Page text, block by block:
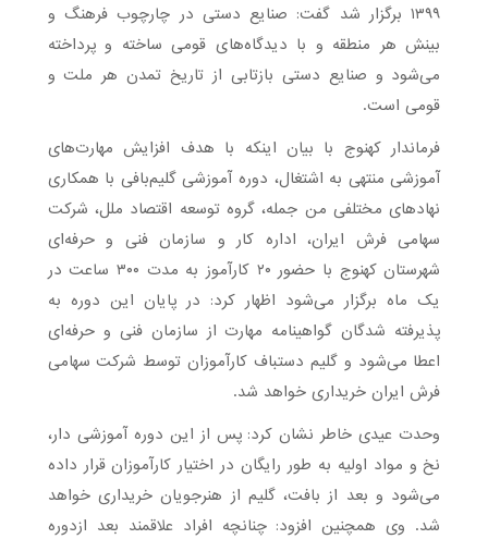
۱۳۹۹ برگزار شد گفت: صنایع دستی در چارچوب فرهنگ و
بینش هر منطقه و با دیدگا‌ه‌هاى قومى ساخته و پرداخته
مى‌شود و صنایع دستى بازتابى از تاریخ تمدن هر ملت و
قومى است.
فرماندار کهنوج با بیان اینکه با هدف افزایش مهارت‌های
آموزشی منتهی به اشتغال، دوره آموزشی گلیم‌بافی با همکاری
نهادهای مختلفی من جمله، گروه توسعه اقتصاد ملل، شرکت
سهامی فرش ایران، اداره کار و سازمان فنی و حرفه‌ای
شهرستان کهنوج با حضور ۲۰ کارآموز به مدت ۳۰۰ ساعت در
یک ماه برگزار می‌شود اظهار کرد: در پایان این دوره به
پذیرفته شدگان گواهینامه مهارت از سازمان فنی و حرفه‌ای
اعطا می‌شود و گلیم دستباف کارآموزان توسط شرکت سهامی
فرش ایران خریداری خواهد شد.
وحدت عیدی خاطر نشان کرد: پس از این دوره آموزشی دار،
نخ و‌ مواد اولیه به طور رایگان در اختیار کارآموزان قرار داده
می‌شود و بعد از بافت، گلیم از هنرجویان خریداری خواهد
شد. وی همچنین افزود: چنانچه افراد علاقمند بعد ازدوره